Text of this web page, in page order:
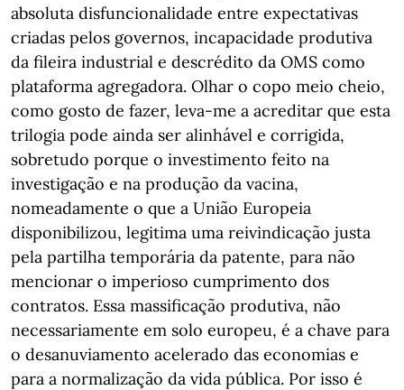
absoluta disfuncionalidade entre expectativas
criadas pelos governos, incapacidade produtiva
da fileira industrial e descrédito da OMS como
plataforma agregadora. Olhar o copo meio cheio,
como gosto de fazer, leva-me a acreditar que esta
trilogia pode ainda ser alinhável e corrigida,
sobretudo porque o investimento feito na
investigação e na produção da vacina,
nomeadamente o que a União Europeia
disponibilizou, legitima uma reivindicação justa
pela partilha temporária da patente, para não
mencionar o imperioso cumprimento dos
contratos. Essa massificação produtiva, não
necessariamente em solo europeu, é a chave para
o desanuviamento acelerado das economias e
para a normalização da vida pública. Por isso é